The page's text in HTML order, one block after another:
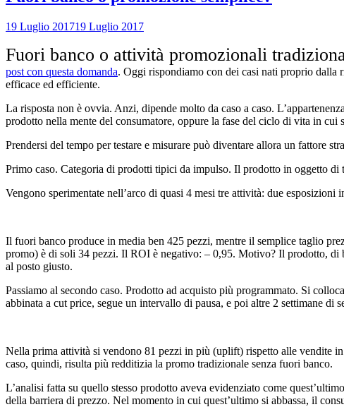
19 Luglio 201719 Luglio 2017
Fuori banco o attività promozionali
post con questa domanda. Oggi rispondiamo con dei casi nati proprio dalla
efficace ed efficiente.
La risposta non è ovvia. Anzi, dipende molto da caso a caso.
prodotto nella mente del consumatore, oppure la fase del ciclo di vita in cui
Prendersi del tempo per testare e misurare può diventare allora un fattore
Primo caso. Categoria di prodotti tipici da impulso. Il prodotto in oggetto di
Vengono sperimentate nell’arco di quasi 4 mesi tre attività: due
Il fuori banco produce in media ben 425 pezzi, mentre il semplice taglio
promo) è di soli 34 pezzi. Il ROI è negativo: – 0,95. Motivo? Il prodotto, di
al posto giusto.
Passiamo al secondo caso. Prodotto ad acquisto più programmato. Si
abbinata a cut price, segue un intervallo di pausa, e poi altre 2 settimane
Nella prima attività si vendono 81 pezzi in più (uplift) rispetto alle vendite
caso, quindi, risulta più redditizia la promo tradizionale senza fuori banco.
L’analisi fatta su quello stesso prodotto aveva evidenziato come
della barriera di prezzo. Nel momento in cui quest’ultimo si abbassa, il